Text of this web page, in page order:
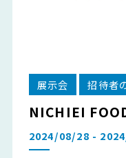
展示会 招待者
NICHIEI
2024/08/28 -